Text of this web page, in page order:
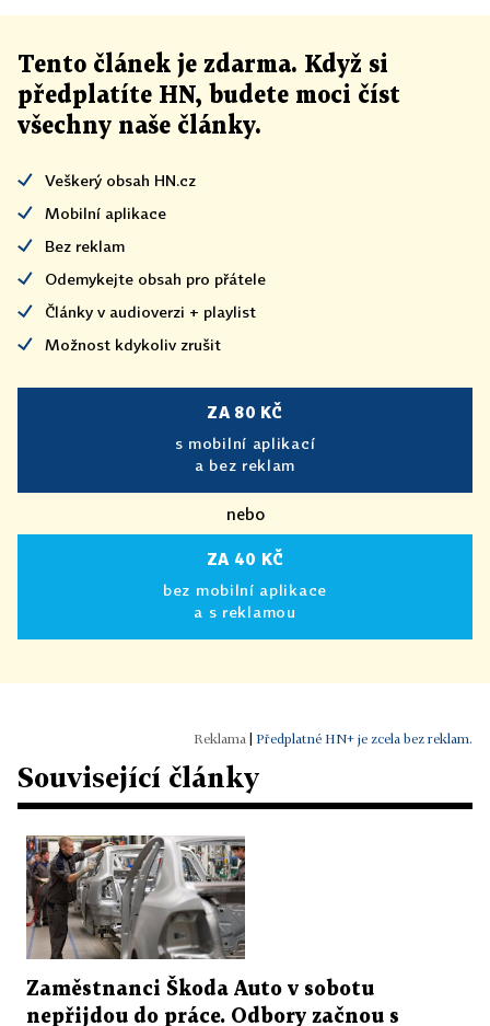
Tento článek je zdarma. Když si
předplatíte HN, budete moci číst
všechny naše články.
Veškerý obsah HN.cz
Mobilní aplikace
Bez reklam
Odemykejte obsah pro přátele
Články v audioverzi + playlist
Možnost kdykoliv zrušit
ZA 80 KČ
s mobilní aplikací
a bez reklam
nebo
ZA 40 KČ
bez mobilní aplikace
a s reklamou
Předplatné HN+ je zcela bez reklam.
Související články
Zaměstnanci Škoda Auto v sobotu
nepřijdou do práce. Odbory začnou s